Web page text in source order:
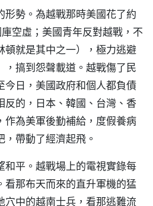
形勢。為越戰那時美國花了約
空虛；美國青年反對越戰，不
頓就是其中之一），極力逃避
，搞到怨聲載道。越戰傷了民
今日，美國政府和個人都負債
反的，日本、韓國、台灣、香
作為美軍後勤補給，度假養病
帶動了經濟起飛。
和平。越戰場上的電視實錄每
看那布天而來的直升軍機的猛
穴中的越南士兵，看那逃難流